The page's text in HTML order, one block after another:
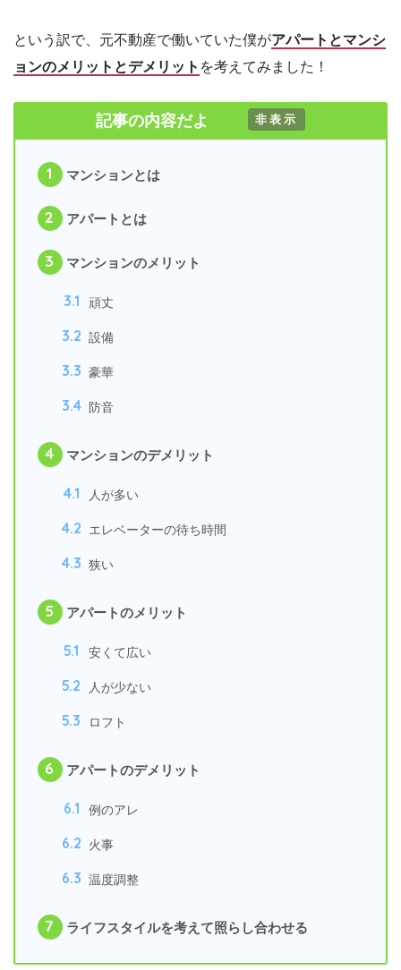
という訳で、元不動産で働いていた僕がアパートとマンシ
ョンのメリットとデメリット を考えてみました！
記事の内容だよ 非表示
1 マンションとは
2 アパートとは
3 マンションのメリット
3.1 頑丈
3.2 設備
3.3 豪華
3.4 防音
4 マンションのデメリット
4.1 人が多い
4.2 エレベーターの待ち時間
4.3 狭い
5 アパートのメリット
5.1 安くて広い
5.2 人が少ない
5.3 ロフト
6 アパートのデメリット
6.1 例のアレ
6.2 火事
6.3 温度調整
7 ライフスタイルを考えて照らし合わせる